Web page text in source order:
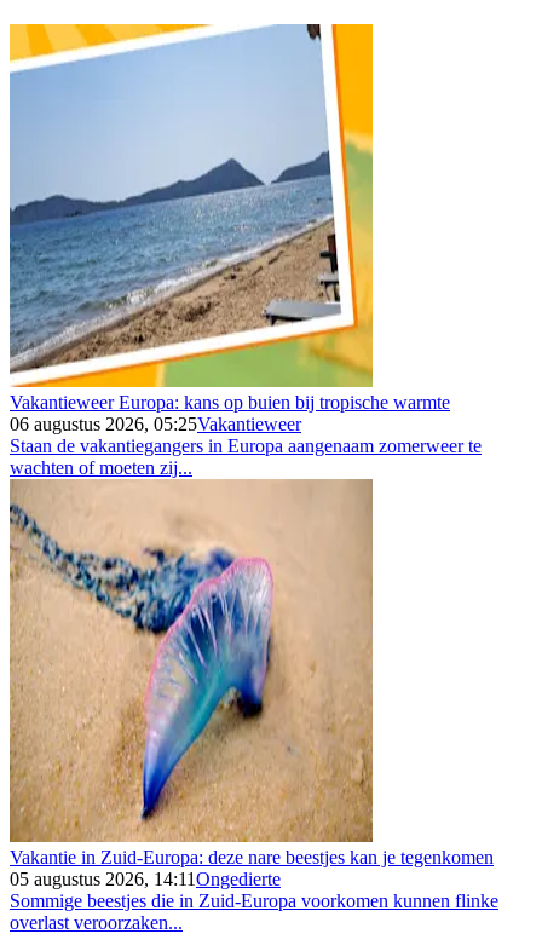
Vakantieweer Europa: kans op buien bij tropische warmte
06 augustus 2026, 05:25Vakantieweer
Staan de vakantiegangers in Europa aangenaam zomerweer te
wachten of moeten zij...
Vakantie in Zuid-Europa: deze nare beestjes kan je tegenkomen
05 augustus 2026, 14:11Ongedierte
Sommige beestjes die in Zuid-Europa voorkomen kunnen flinke
overlast veroorzaken...